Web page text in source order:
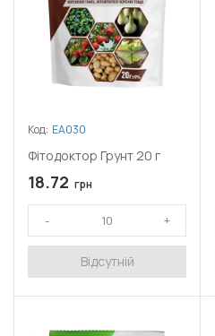
Код: ЕА030
Фітодоктор Грунт 20 г
18.72 грн
Відсутній